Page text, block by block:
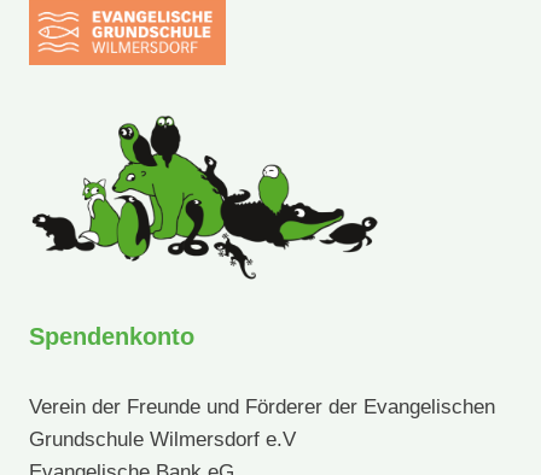
Spendenkonto
Verein der Freunde und Förderer der Evangelischen
Grundschule Wilmersdorf e.V